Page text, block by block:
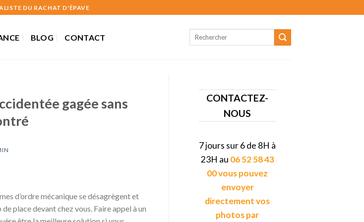
DU RACHAT D'ÉPAVE
BLOG CONTACT
gagée sans
d’ordre mécanique se désagrègent et
place devant chez vous. Faire appel à un
CONTACTEZ-
NOUS
7 jours sur 6 de 8H à
23H au 06 52 58 43
00 vous pouvez
envoyer
directement vos
photos par